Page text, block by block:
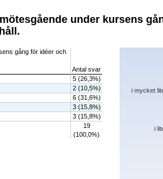
under kursens
gång för idéer och
Antal svar
5 (26,3%)
2 (10,5%)
6 (31,6%)
3 (15,8%)
3 (15,8%)
19
(100,0%)
Chart
The chart
The chart
i
i mycket